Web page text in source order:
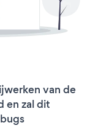
van de
en zal dit